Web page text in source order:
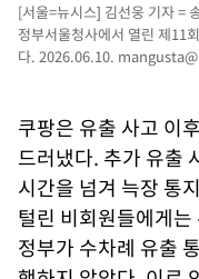
[서울=뉴시스] 김선웅 기자 =
정부서울청사에서 열린 제11
다. 2026.06.10.
쿠팡은 유출 사고 이
드러냈다. 추가 유출
시간을 넘겨 늑장 통
털린 비회원들에게
정부가 수차례 유출